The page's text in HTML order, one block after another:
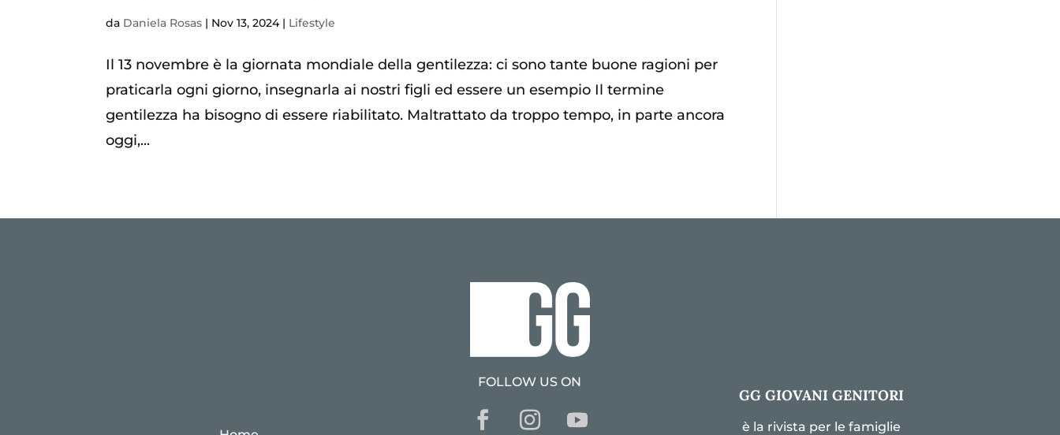
da Daniela Rosas | Nov 13, 2024| Lifestyle
Il 13 novembre è la giornata mondiale della gentilezza: ci sono tante buone ragioni per
praticarla ogni giorno, insegnarla ai nostri figli ed essere un esempio Il termine
gentilezza ha bisogno di essere riabilitato. Maltrattato da troppo tempo, in parte ancora
oggi,...
FOLLOW US ON
GG GIOVANI GENITORI
è la rivista per le famiglie